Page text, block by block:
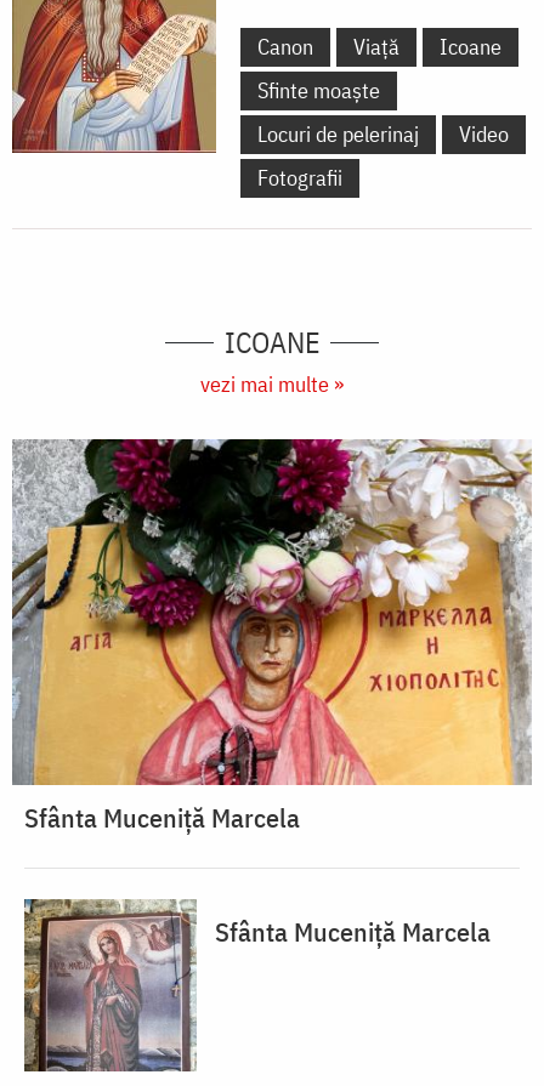
Canon Viață
Icoane
Sfinte moaște
Locuri de pelerinaj
Video
Fotografii
ICOANE
vezi mai multe »
Sfânta Muceniță Marcela
Sfânta Muceniță Marcela